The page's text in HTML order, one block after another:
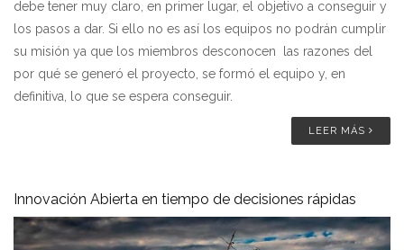
debe tener muy claro, en primer lugar, el objetivo a conseguir y
los pasos a dar. Si ello no es así los equipos no podrán cumplir
su misión ya que los miembros desconocen las razones del
por qué se generó el proyecto, se formó el equipo y, en
definitiva, lo que se espera conseguir.
LEER MÁS
Innovación Abierta en tiempo de decisiones rápidas